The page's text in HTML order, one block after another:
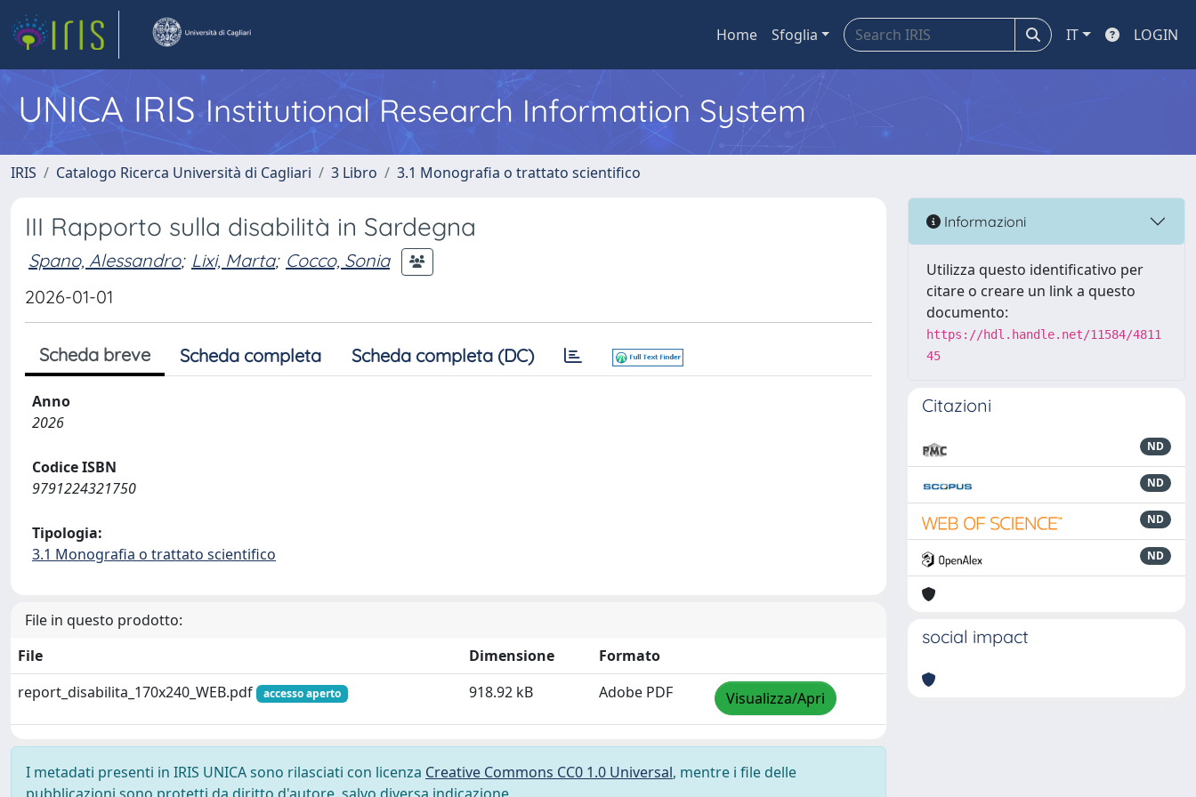
Home Sfoglia IT LOGIN
UNICA IRISInstitutional Research Information System
IRIS Catalogo Ricerca Università di Cagliari 3 Libro 3.1 Monografia o trattato scientifico
III Rapporto sulla disabilità in Sardegna
Spano, Alessandro; Lixi, Marta; Cocco, Sonia
2026-01-01
Scheda breve Scheda completa Scheda completa (DC)
Anno
2026
Codice ISBN
9791224321750
Tipologia:
3.1 Monografia o trattato scientifico
File in questo prodotto:
File
Dimensione
Formato
report_disabilita_170x240_WEB.pdf
accesso aperto 918.92 kB Adobe PDF Visualizza/Apri
I metadati presenti in IRIS UNICA sono rilasciati con licenza Creative Commons CC0 1.0 Universal, mentre i file delle
Informazioni
Utilizza questo identificativo per
citare o creare un link a questo
documento:
https://hdl.handle.net/11584/4811
45
Citazioni
ND
ND
ND
ND
social impact